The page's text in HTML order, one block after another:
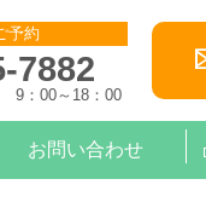
予約
7882
9：00～18：00
お問い合わせ